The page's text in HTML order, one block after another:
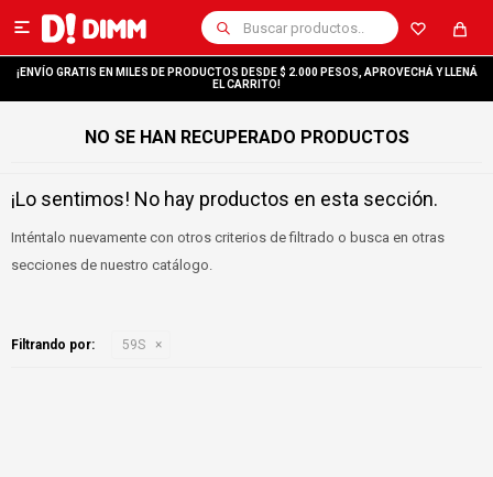

¡ENVÍO GRATIS EN MILES DE PRODUCTOS DESDE $ 2.000 PESOS, APROVECHÁ Y LLENÁ
EL CARRITO!
NO SE HAN RECUPERADO PRODUCTOS
¡Lo sentimos! No hay productos en esta sección.
Inténtalo nuevamente con otros criterios de filtrado o busca en otras
secciones de nuestro catálogo.
Filtrando por: 59S